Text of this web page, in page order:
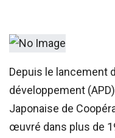
Depuis le lancement
développement
Japonaise de
œuvré dans plus de